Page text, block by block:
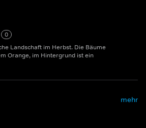
0
Landschaft im Herbst. Die Bäume
Orange, im Hintergrund ist ein
mehr